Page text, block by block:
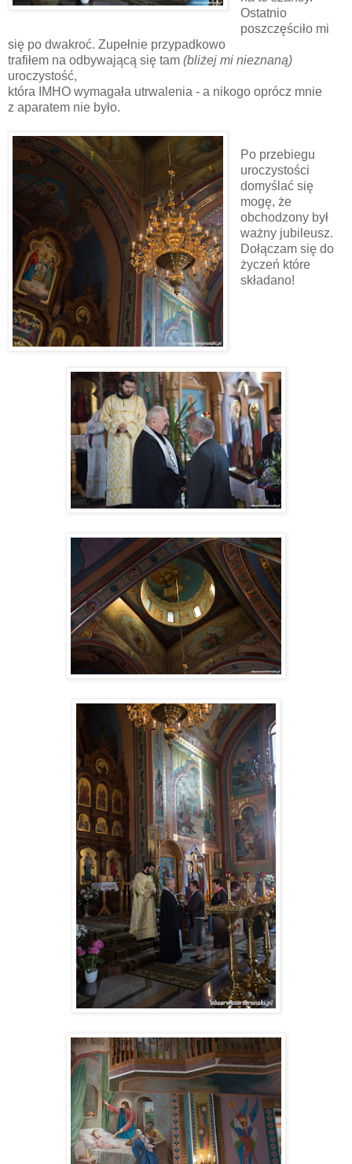
Ostatnio
poszczęściło mi
się po dwakroć. Zupełnie przypadkowo
trafiłem na odbywającą się tam (bliżej mi nieznaną)
uroczystość,
która IMHO wymagała utrwalenia - a nikogo oprócz mnie
z aparatem nie było.
Po przebiegu
uroczystości
domyślać się
mogę, że
obchodzony był
ważny jubileusz.
Dołączam się do
życzeń które
składano!